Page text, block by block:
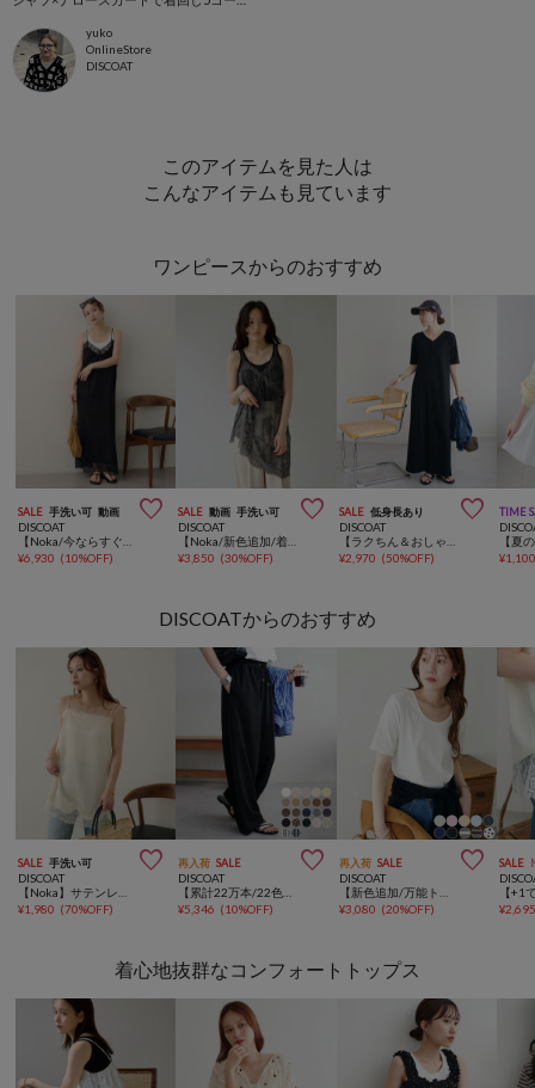
yuko
OnlineStore
DISCOAT
このアイテムを見た人は
こんなアイテムも見ています
ワンピースからのおすすめ
SALE 手洗い可 動画 
DISCOAT
¥6,930 (10%OFF)
SALE 動画 手洗い可 
DISCOAT
¥3,850 (30%OFF)
SALE 低身長あり 
DISCOAT
¥2,970 (50%OFF)
TIME
¥
DISCOATからのおすすめ
SALE 手洗い可 
DISCOAT
¥1,980 (70%OFF)
再入荷 SALE 
DISCOAT
¥5,346 (10%OFF)
再入荷 SALE 
DISCOAT
¥3,080 (20%OFF)
SALE
¥
着心地抜群なコンフォートトップス